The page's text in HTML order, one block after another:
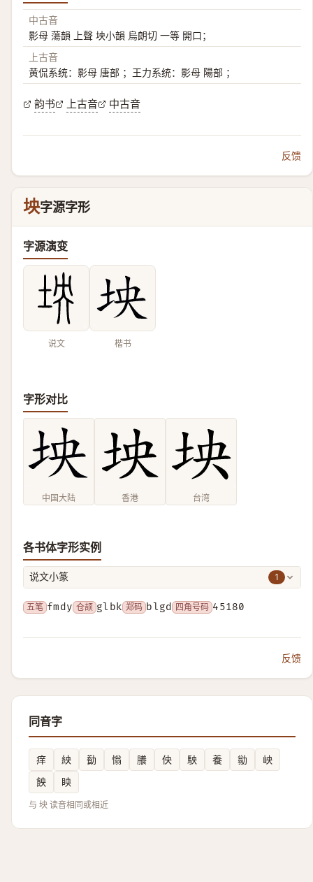
中古音
影母 蕩韻 上聲 坱小韻 烏朗切 一等 開口；
上古音
黄侃系统：影母 唐部 ；王力系统：影母 陽部 ；
韵书 上古音 中古音
反馈
坱字源字形
字源演变
说文 楷书
字形对比
中国大陆 香港 台湾
各书体字形实例
说文小篆 1
五笔 fmdy 仓颉 glbk 郑码 blgd 四角号码 45180
反馈
同音字
痒 紻 㔦 慃 䑆 佒 駚 養 勜
岟
䬬
眏
与 坱 读音相同或相近